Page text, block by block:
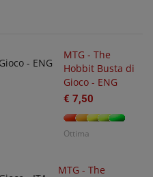
MTG - The
Hobbit Busta di
Gioco - ENG
€ 7,50
Ottima
MTG - The